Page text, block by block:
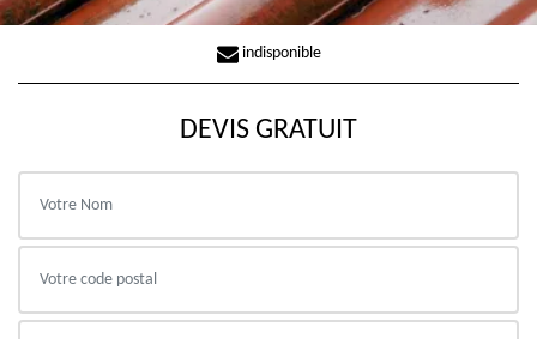
indisponible
DEVIS GRATUIT